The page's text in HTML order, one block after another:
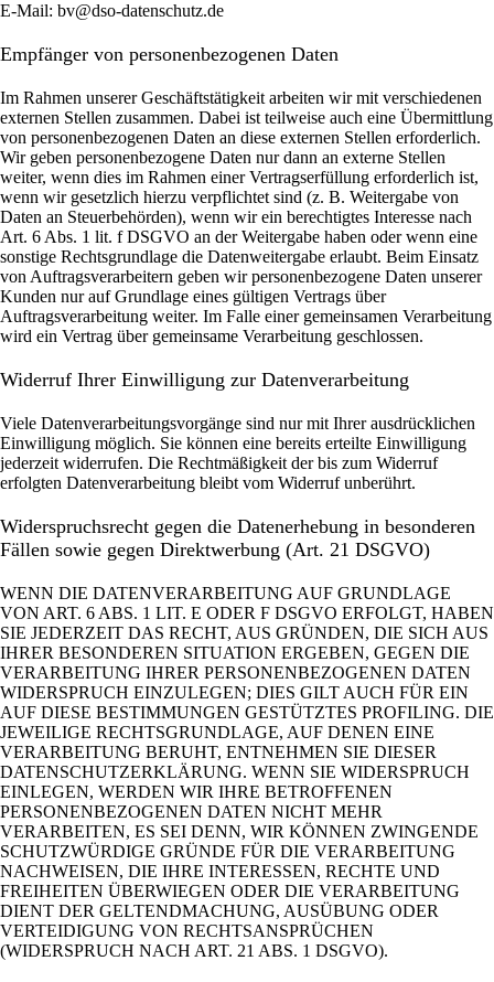
E-Mail: bv@dso-datenschutz.de
Empfänger von personenbezogenen Daten
Im Rahmen unserer Geschäftstätigkeit arbeiten wir mit verschiedenen
externen Stellen zusammen. Dabei ist teilweise auch eine Übermittlung
von personenbezogenen Daten an diese externen Stellen erforderlich.
Wir geben personenbezogene Daten nur dann an externe Stellen
weiter, wenn dies im Rahmen einer Vertragserfüllung erforderlich ist,
wenn wir gesetzlich hierzu verpflichtet sind (z. B. Weitergabe von
Daten an Steuerbehörden), wenn wir ein berechtigtes Interesse nach
Art. 6 Abs. 1 lit. f DSGVO an der Weitergabe haben oder wenn eine
sonstige Rechtsgrundlage die Datenweitergabe erlaubt. Beim Einsatz
von Auftragsverarbeitern geben wir personenbezogene Daten unserer
Kunden nur auf Grundlage eines gültigen Vertrags über
Auftragsverarbeitung weiter. Im Falle einer gemeinsamen Verarbeitung
wird ein Vertrag über gemeinsame Verarbeitung geschlossen.
Widerruf Ihrer Einwilligung zur Datenverarbeitung
Viele Datenverarbeitungsvorgänge sind nur mit Ihrer ausdrücklichen
Einwilligung möglich. Sie können eine bereits erteilte Einwilligung
jederzeit widerrufen. Die Rechtmäßigkeit der bis zum Widerruf
erfolgten Datenverarbeitung bleibt vom Widerruf unberührt.
Widerspruchsrecht gegen die Datenerhebung in besonderen
Fällen sowie gegen Direktwerbung (Art. 21 DSGVO)
WENN DIE DATENVERARBEITUNG AUF GRUNDLAGE
VON ART. 6 ABS. 1 LIT. E ODER F DSGVO ERFOLGT, HABEN
SIE JEDERZEIT DAS RECHT, AUS GRÜNDEN, DIE SICH AUS
IHRER BESONDEREN SITUATION ERGEBEN, GEGEN DIE
VERARBEITUNG IHRER PERSONENBEZOGENEN DATEN
WIDERSPRUCH EINZULEGEN; DIES GILT AUCH FÜR EIN
AUF DIESE BESTIMMUNGEN GESTÜTZTES PROFILING. DIE
JEWEILIGE RECHTSGRUNDLAGE, AUF DENEN EINE
VERARBEITUNG BERUHT, ENTNEHMEN SIE DIESER
DATENSCHUTZERKLÄRUNG. WENN SIE WIDERSPRUCH
EINLEGEN, WERDEN WIR IHRE BETROFFENEN
PERSONENBEZOGENEN DATEN NICHT MEHR
VERARBEITEN, ES SEI DENN, WIR KÖNNEN ZWINGENDE
SCHUTZWÜRDIGE GRÜNDE FÜR DIE VERARBEITUNG
NACHWEISEN, DIE IHRE INTERESSEN, RECHTE UND
FREIHEITEN ÜBERWIEGEN ODER DIE VERARBEITUNG
DIENT DER GELTENDMACHUNG, AUSÜBUNG ODER
VERTEIDIGUNG VON RECHTSANSPRÜCHEN
(WIDERSPRUCH NACH ART. 21 ABS. 1 DSGVO).